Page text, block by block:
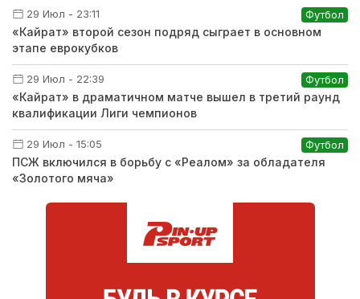
29 Июл - 23:11 Футбол
«Кайрат» второй сезон подряд сыграет в основном
этапе еврокубков
29 Июл - 22:39 Футбол
«Кайрат» в драматичном матче вышел в третий раунд
квалификации Лиги чемпионов
29 Июл - 15:05 Футбол
ПСЖ включился в борьбу с «Реалом» за обладателя
«Золотого мяча»